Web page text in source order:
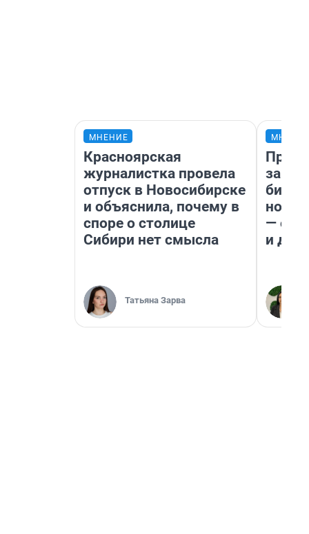
МНЕНИЕ
Красноярская
журналистка провела
отпуск в Новосибирске
и объяснила, почему в
споре о столице
Сибири нет смысла
Татьяна Зарва
— он
и